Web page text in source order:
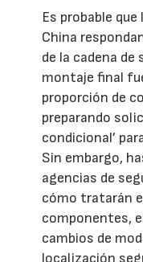
Es probable
China
de la cadena
montaje final
proporción de
preparando
condicional’
Sin embargo,
agencias de
cómo tratarán
componentes,
cambios de